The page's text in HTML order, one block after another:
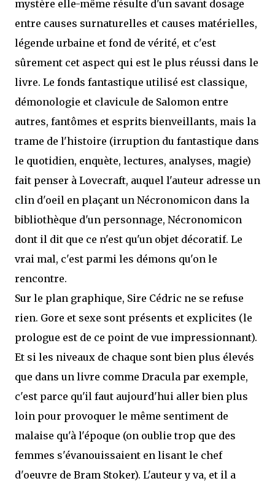
mystère elle-même résulte d'un savant dosage
entre causes surnaturelles et causes matérielles,
légende urbaine et fond de vérité, et c'est
sûrement cet aspect qui est le plus réussi dans le
livre. Le fonds fantastique utilisé est classique,
démonologie et clavicule de Salomon entre
autres, fantômes et esprits bienveillants, mais la
trame de l'histoire (irruption du fantastique dans
le quotidien, enquète, lectures, analyses, magie)
fait penser à Lovecraft, auquel l'auteur adresse un
clin d'oeil en plaçant un Nécronomicon dans la
bibliothèque d'un personnage, Nécronomicon
dont il dit que ce n'est qu'un objet décoratif. Le
vrai mal, c'est parmi les démons qu'on le
rencontre.
Sur le plan graphique, Sire Cédric ne se refuse
rien. Gore et sexe sont présents et explicites (le
prologue est de ce point de vue impressionnant).
Et si les niveaux de chaque sont bien plus élevés
que dans un livre comme Dracula par exemple,
c'est parce qu'il faut aujourd'hui aller bien plus
loin pour provoquer le même sentiment de
malaise qu'à l'époque (on oublie trop que des
femmes s'évanouissaient en lisant le chef
d'oeuvre de Bram Stoker). L'auteur y va, et il a